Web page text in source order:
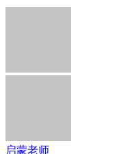
启蒙老师